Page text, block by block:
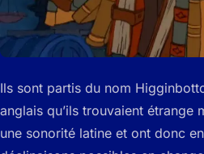
Ils sont partis du nom
anglais qu’ils trouvaient étrange
une sonorité latine et ont donc